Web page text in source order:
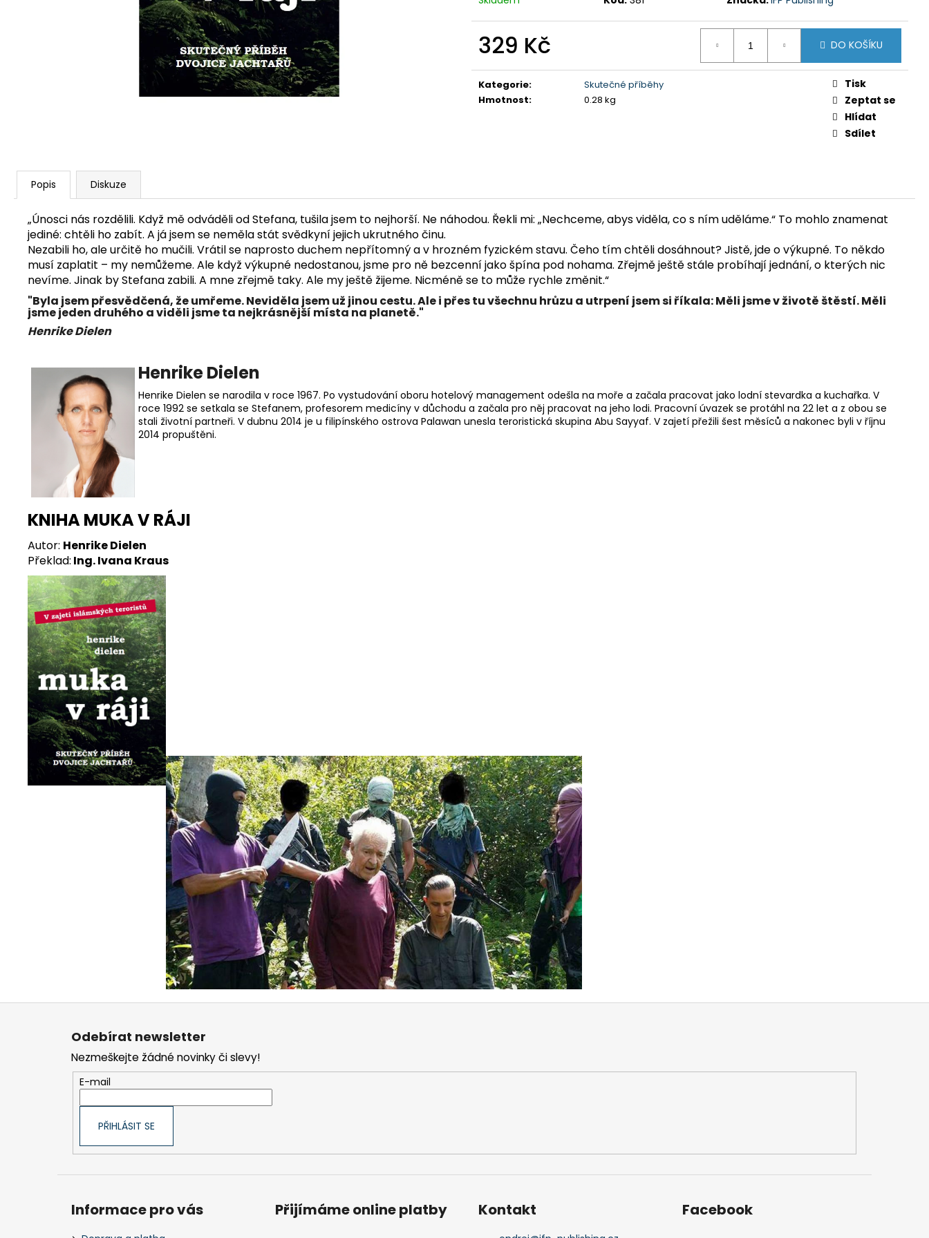
329 Kč
cena:
DO KOŠÍKU
Kategorie:
Skutečné příběhy
Hmotnost: 0.28 kg
Tisk
Zeptat se
Hlídat
Sdílet
Popis Diskuze
„Únosci nás rozdělili. Když mě odváděli od Stefana, tušila jsem to nejhorší. Ne náhodou. Řekli mi: „Nechceme, abys viděla, co s ním uděláme.“ To mohlo znamenat
jediné: chtěli ho zabít. A já jsem se neměla stát svědkyní jejich ukrutného činu.
Nezabili ho, ale určitě ho mučili. Vrátil se naprosto duchem nepřítomný a v hrozném fyzickém stavu. Čeho tím chtěli dosáhnout? Jistě, jde o výkupné. To někdo
musí zaplatit – my nemůžeme. Ale když výkupné nedostanou, jsme pro ně bezcenní jako špína pod nohama. Zřejmě ještě stále probíhají jednání, o kterých nic
nevíme. Jinak by Stefana zabili. A mne zřejmě taky. Ale my ještě žijeme. Nicméně se to může rychle změnit.“
"Byla jsem přesvědčená, že umřeme. Neviděla jsem už jinou cestu. Ale i přes tu všechnu hrůzu a utrpení jsem si říkala: Měli jsme v životě štěstí. Měli
jsme jeden druhého a viděli jsme ta nejkrásnější místa na planetě."
Henrike Dielen
Henrike Dielen
Henrike Dielen se narodila v roce 1967. Po vystudování oboru hotelový management odešla na moře a začala pracovat jako lodní stevardka a kuchařka. V
roce 1992 se setkala se Stefanem, profesorem medicíny v důchodu a začala pro něj pracovat na jeho lodi. Pracovní úvazek se protáhl na 22 let a z obou se
stali životní partneři. V dubnu 2014 je u filipínského ostrova Palawan unesla teroristická skupina Abu Sayyaf. V zajetí přežili šest měsíců a nakonec byli v říjnu
2014 propuštěni.
KNIHA MUKA V RÁJI
Autor: Henrike Dielen
Překlad: Ing. Ivana Kraus
Odebírat newsletter
Nezmeškejte žádné novinky či slevy!
E-mail
PŘIHLÁSIT SE
Informace pro vás Přijímáme online platby Kontakt Facebook